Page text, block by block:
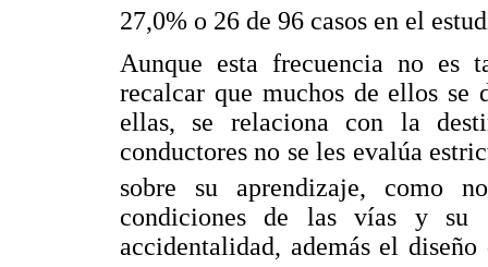
27,0% o 26 de 96 casos en el
Aunque esta frecuencia no es
recalcar que muchos de ellos se
ellas, se relaciona con la
conductores no se les evalúa
sobre su aprendizaje, como
condiciones de las vías y su
accidentalidad, además el